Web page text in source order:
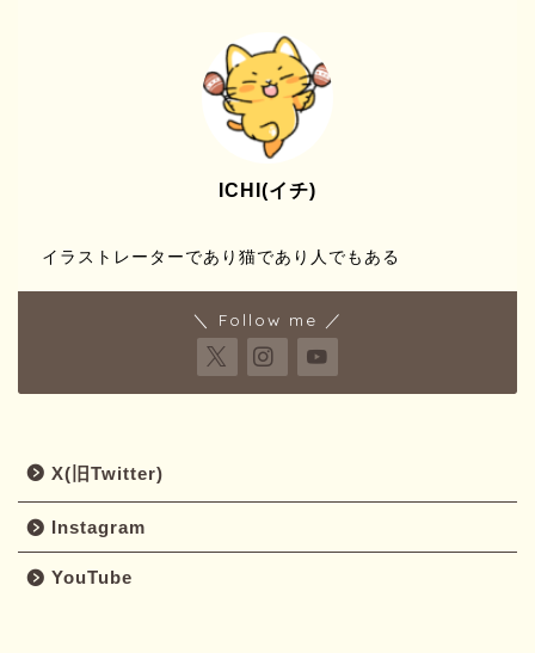
ICHI(イチ)
イラストレーターであり猫であり人でもある
＼ Follow me ／
X(旧Twitter)
Instagram
YouTube